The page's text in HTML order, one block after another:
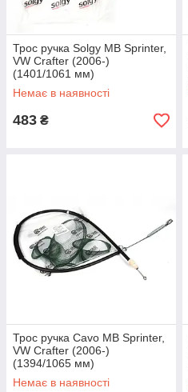
Трос ручка Solgy MB Sprinter,
VW Crafter (2006-)
(1401/1061 мм)
Немає в наявності
483 ₴
Трос ручка Cavo MB Sprinter,
VW Crafter (2006-)
(1394/1065 мм)
Немає в наявності